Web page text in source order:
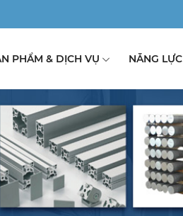
PHẨM & DỊCH VỤ NĂNG LỰC